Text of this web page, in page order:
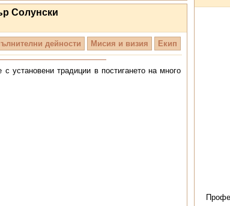
Солунски
дейности Мисия и визия Екип
установени традиции в постигането на много